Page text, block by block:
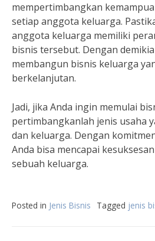
mempertimbangkan
setiap anggota keluarga.
anggota keluarga memiliki
bisnis tersebut. Dengan
membangun bisnis keluarga
berkelanjutan.
Jadi, jika Anda ingin memulai
pertimbangkanlah jenis usaha
dan keluarga. Dengan
Anda bisa mencapai
sebuah keluarga.
Posted in Jenis Bisnis Tagged jenis